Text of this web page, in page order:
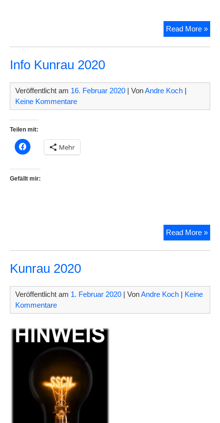
Read More »
Info Kunrau 2020
Veröffentlicht am 16. Februar 2020 | VonAndre Koch |
Keine Kommentare
Teilen mit:
Mehr
Gefällt mir:
Read More »Info
Kunrau 2020
Veröffentlicht am 1. Februar 2020 | VonAndre Koch | Keine
Kommentare